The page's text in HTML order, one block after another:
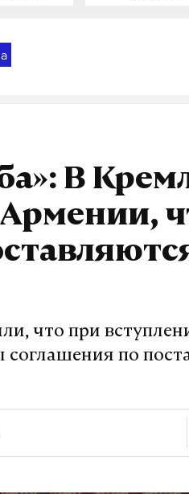
В
что при
соглашения по